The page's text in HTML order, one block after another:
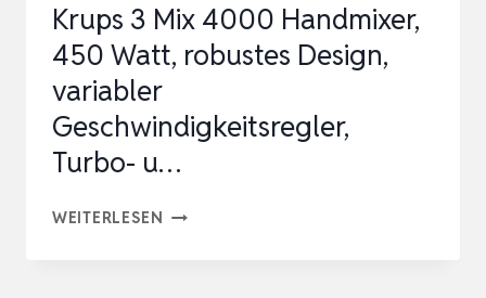
Krups 3 Mix 4000 Handmixer,
450 Watt, robustes Design,
variabler
Geschwindigkeitsregler,
Turbo- u…
WEITERLESEN KRUPS